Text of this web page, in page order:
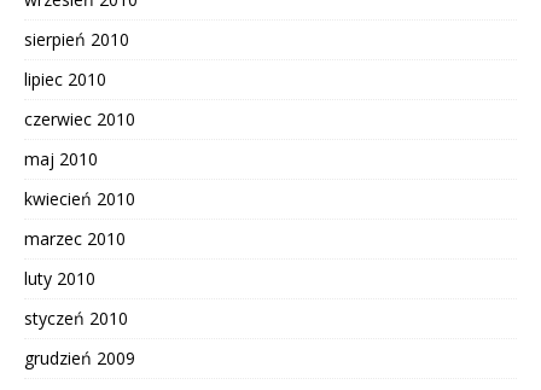
sierpień 2010
lipiec 2010
czerwiec 2010
maj 2010
kwiecień 2010
marzec 2010
luty 2010
styczeń 2010
grudzień 2009